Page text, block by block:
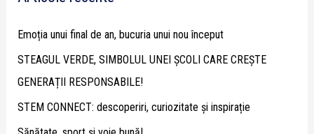
o
r
:
Emoția unui final de an, bucuria unui nou început
STEAGUL VERDE, SIMBOLUL UNEI ȘCOLI CARE CREȘTE
GENERAȚII RESPONSABILE!
STEM CONNECT: descoperiri, curiozitate și inspirație